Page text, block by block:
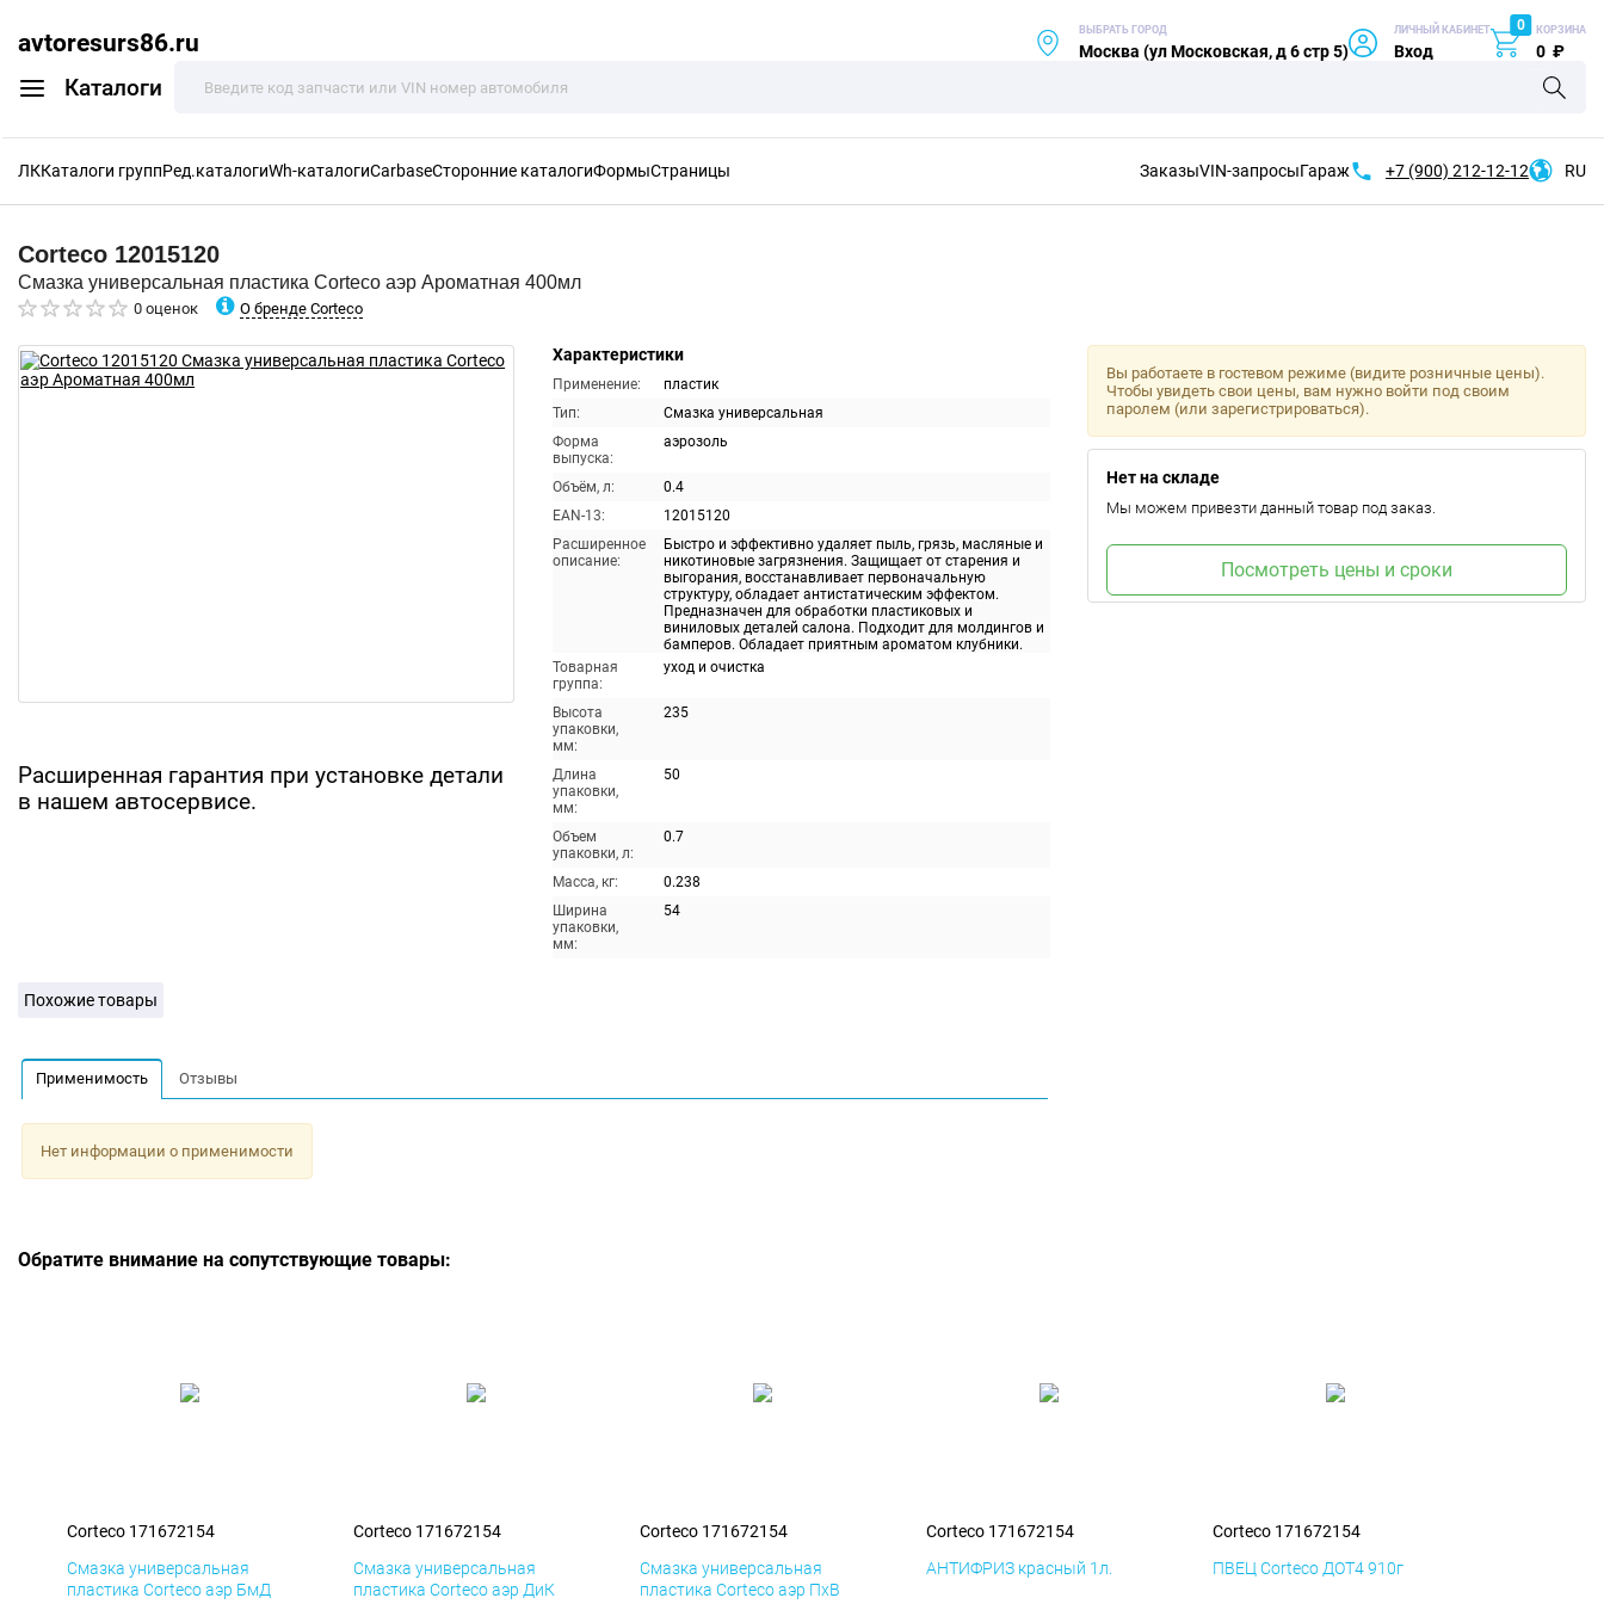
avtoresurs86.ru
Каталоги
ВЫБРАТЬ ГОРОД
Москва (ул Московская, д 6 стр 5)
ЛИЧНЫЙ КАБИНЕТ
Вход
0 КОРЗИНА
0 ₽
ЛККаталоги группРед.каталогиWh-каталогиCarbaseСторонние каталогиФормыСтраницы ЗаказыVIN-запросыГараж +7 (900) 212-12-12 RU
Corteco 12015120
Смазка универсальная пластика Corteco аэр Ароматная 400мл
0 оценок О бренде Corteco
Расширенная гарантия при установке детали
в нашем автосервисе.
Характеристики
Применение:
пластик
Тип:
Смазка универсальная
Форма
выпуска:
аэрозоль
Объём, л:
0.4
EAN-13:
12015120
Расширенное
описание:
Быстро и эффективно удаляет пыль, грязь, масляные и
никотиновые загрязнения. Защищает от старения и
выгорания, восстанавливает первоначальную
структуру, обладает антистатическим эффектом.
Предназначен для обработки пластиковых и
виниловых деталей салона. Подходит для молдингов и
бамперов. Обладает приятным ароматом клубники.
Товарная
группа:
уход и очистка
Высота
упаковки,
мм:
235
Длина
упаковки,
мм:
50
Объем
упаковки, л:
0.7
Масса, кг:
0.238
Ширина
упаковки,
мм:
54
Вы работаете в гостевом режиме (видите розничные цены).
Чтобы увидеть свои цены, вам нужно войти под своим
паролем (или зарегистрироваться).
Нет на складе
Мы можем привезти данный товар под заказ.
Посмотреть цены и сроки
Похожие товары
Применимость Отзывы
Нет информации о применимости
Обратите внимание на сопутствующие товары:
Corteco 171672154
Смазка универсальная
пластика Corteco аэр БмД
Corteco 171672154
Смазка универсальная
пластика Corteco аэр ДиК
Corteco 171672154
Смазка универсальная
пластика Corteco аэр ПхВ
Corteco 171672154
АНТИФРИЗ красный 1л.
Corteco 171672154
ПВЕЦ Corteco ДОТ4 910г